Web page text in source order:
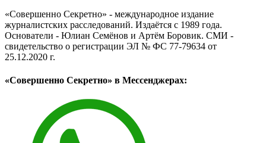
«Совершенно Секретно» - международное издание
журналистских расследований. Издаётся с 1989 года.
Основатели - Юлиан Семёнов и Артём Боровик. CМИ -
свидетельство о регистрации ЭЛ № ФС 77-79634 от
25.12.2020 г.
«Совершенно Секретно» в Мессенджерах: